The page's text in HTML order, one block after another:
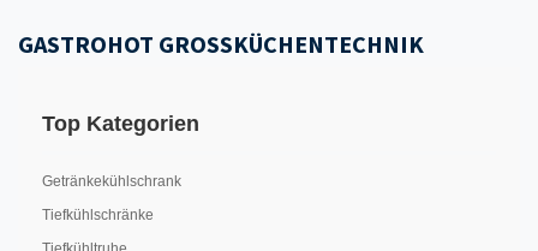
GASTROHOT GROSSKÜCHENTECHNIK
Top Kategorien
Getränkekühlschrank
Tiefkühlschränke